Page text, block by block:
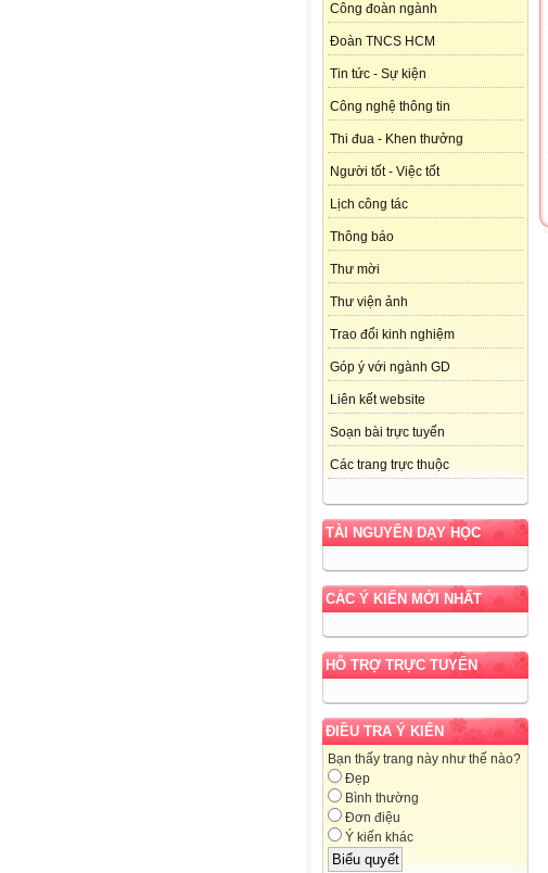
Công đoàn ngành
Đoàn TNCS HCM
Tin tức - Sự kiện
Công nghệ thông tin
Thi đua - Khen thưởng
Người tốt - Việc tốt
Lịch công tác
Thông báo
Thư mời
Thư viện ảnh
Trao đổi kinh nghiệm
Góp ý với ngành GD
Liên kết website
Soạn bài trực tuyến
Các trang trực thuộc
TÀI NGUYÊN DẠY HỌC
CÁC Ý KIẾN MỚI NHẤT
HỖ TRỢ TRỰC TUYẾN
ĐIỀU TRA Ý KIẾN
Bạn thấy trang này như thế nào?
Đẹp
Bình thường
Đơn điệu
Ý kiến khác